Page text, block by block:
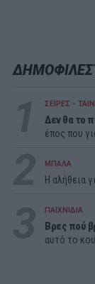
ΣΕΙΡΕΣ -
Δεν θα το
έπος που
ΜΠΑΛΑ
Η αλήθεια
ΠΑΙΧΝΙΔΙΑ
Βρες πού
αυτό το